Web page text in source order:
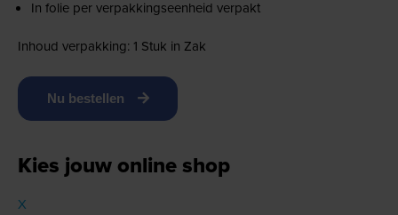
In folie per verpakkingseenheid verpakt
Inhoud verpakking: 1 Stuk in Zak
Nu bestellen
Kies jouw online shop
X